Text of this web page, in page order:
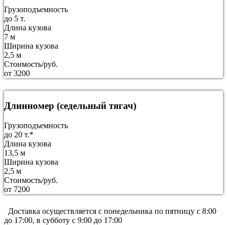
Грузоподъемность
до 5 т.
Длина кузова
7 м
Ширина кузова
2,5 м
Стоимость/руб.
от 3200
Длинномер (седельный тягач)
Грузоподъемность
до 20 т.*
Длина кузова
13,5 м
Ширина кузова
2,5 м
Стоимость/руб.
от 7200
Доставка осуществляется c понедельника по пятницу с 8:00
до 17:00, в субботу с 9:00 до 17:00